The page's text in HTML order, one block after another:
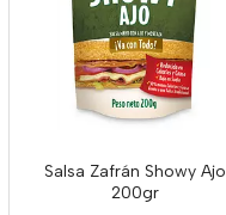
Salsa Zafrán Showy Ajo
200gr